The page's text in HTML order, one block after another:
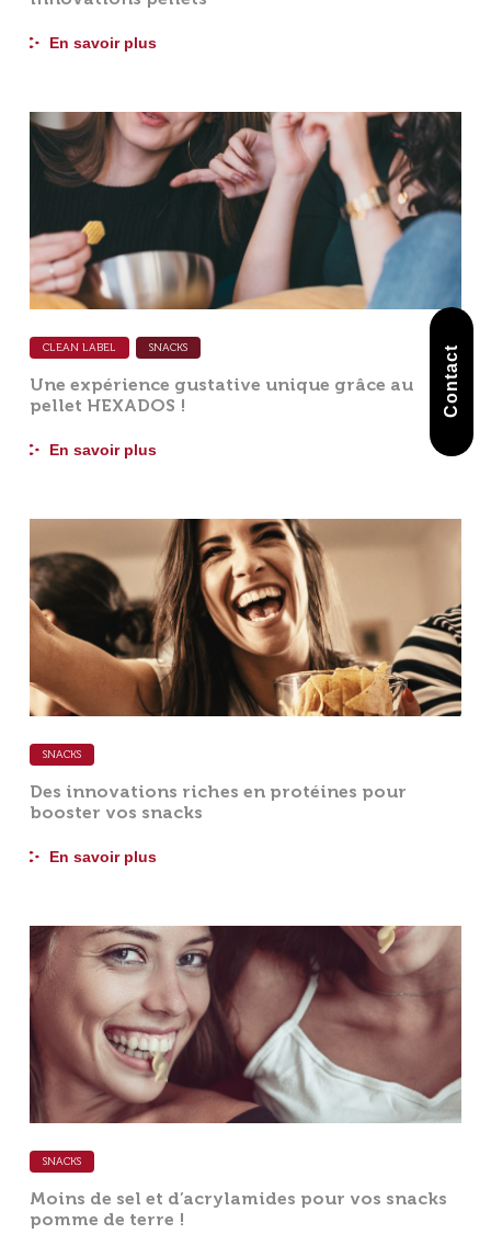
En savoir plus
CLEAN LABEL SNACKS
Une expérience gustative unique grâce au
pellet HEXADOS !
En savoir plus
SNACKS
Des innovations riches en protéines pour
booster vos snacks
En savoir plus
SNACKS
Moins de sel et d’acrylamides pour vos snacks
pomme de terre !
Contact